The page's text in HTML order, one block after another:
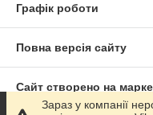
Графік роботи
Повна версія сайту
Сайт створено на
Зараз у компанії